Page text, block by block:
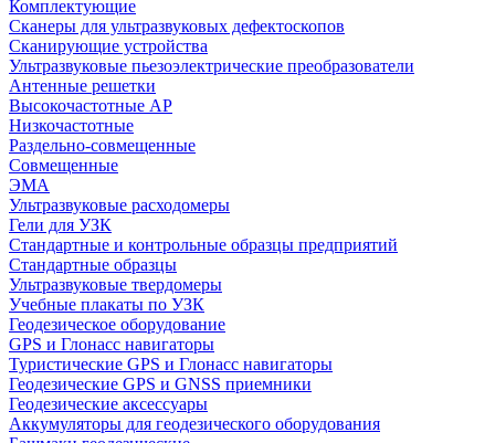
Комплектующие
Сканеры для ультразвуковых дефектоскопов
Сканирующие устройства
Ультразвуковые пьезоэлектрические преобразователи
Антенные решетки
Высокочастотные АР
Низкочастотные
Раздельно-совмещенные
Совмещенные
ЭМА
Ультразвуковые расходомеры
Гели для УЗК
Стандартные и контрольные образцы предприятий
Стандартные образцы
Ультразвуковые твердомеры
Учебные плакаты по УЗК
Геодезическое оборудование
GPS и Глонасс навигаторы
Туристические GPS и Глонасс навигаторы
Геодезические GPS и GNSS приемники
Геодезические аксессуары
Аккумуляторы для геодезического оборудования